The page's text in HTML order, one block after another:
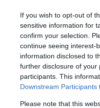
If you wish to opt-out of
sensitive information for
confirm your selection.
continue seeing interest-
information disclosed to
further disclosure of your
participants. This
Downstream Participants
Please note that this
Ez egy vitaposzt lesz -
módon válság van,
megfigyelhettétek,
hogy ez ne így legyen.
olvastam…